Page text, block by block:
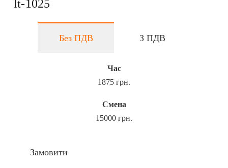
lt-1025
Без ПДВ З ПДВ
Час
1875 грн.
Смена
15000 грн.
Замовити